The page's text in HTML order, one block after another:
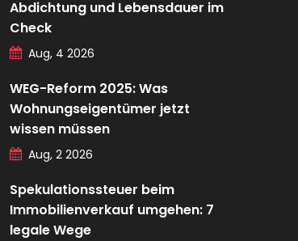
Abdichtung und Lebensdauer im
Check
Aug, 4 2026
WEG-Reform 2025: Was
Wohnungseigentümer jetzt
wissen müssen
Aug, 2 2026
Spekulationssteuer beim
Immobilienverkauf umgehen: 7
legale Wege